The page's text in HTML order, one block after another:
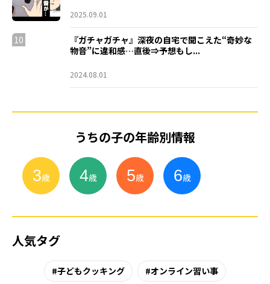
2025.09.01
10
『ガチャガチャ』深夜の自宅で聞こえた“奇妙な
物音”に違和感…直後⇒予想もし...
2024.08.01
うちの子の年齢別情報
3歳 4歳 5歳 6歳
人気タグ
子どもクッキング オンライン習い事